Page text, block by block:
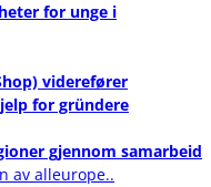
for unge i
viderefører
for gründere
gjennom samarbeid
av alleurope..